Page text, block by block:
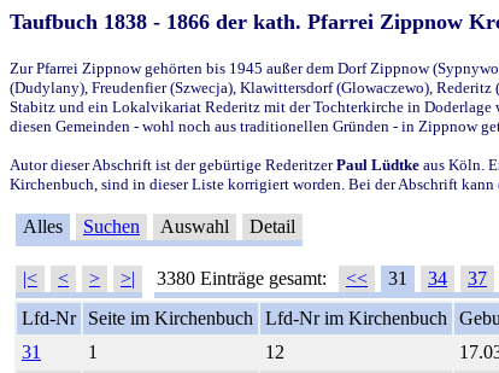
Taufbuch 1838 - 1866 der kath. Pfarrei Zippnow
Zur Pfarrei Zippnow gehörten bis 1945 außer dem Dorf Zippnow
(Dudylany), Freudenfier (Szwecja), Klawittersdorf (Glowaczewo),
Stabitz und ein Lokalvikariat Rederitz mit der Tochterkirche in Doderlage
diesen Gemeinden - wohl noch aus traditionellen Gründen - in Zippnow
Autor dieser Abschrift ist der gebürtige RederitzerPaul Lüdtke aus Köln.
Kirchenbuch, sind in dieser Liste korrigiert worden. Bei der Abschrift kann
Alles Suchen Auswahl Detail
|< < > >| 3380 Einträge gesamt: << 31 34 37
Lfd-Nr
Seite im Kirchenbuch Lfd-Nr im Kirchenbuch
31
1 12